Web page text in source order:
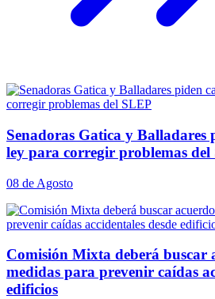
Senadoras Gatica y Balladares
ley para corregir problemas del
08 de Agosto
Comisión Mixta deberá buscar
medidas para prevenir caídas
edificios